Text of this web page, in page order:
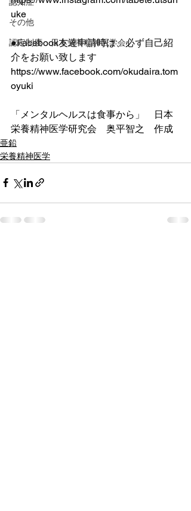
その他
認定制度 日本栄養精神医学会
uke
●Facebook友達申請時は、必ず自己紹
介をお願い致します
https://www.facebook.com/okudaira.tom
oyuki
「メンタルヘルスは食事から」　日本
栄養精神医学研究会　奥平智之　作成
亜鉛
栄養精神医学